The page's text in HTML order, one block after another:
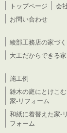
トップページ 会
お問い合わせ
綾部工務店の家づく
大工だからできる家
施工例
雑木の庭にとけこむ
家-リフォーム
和紙に着替えた家-リ
フォーム